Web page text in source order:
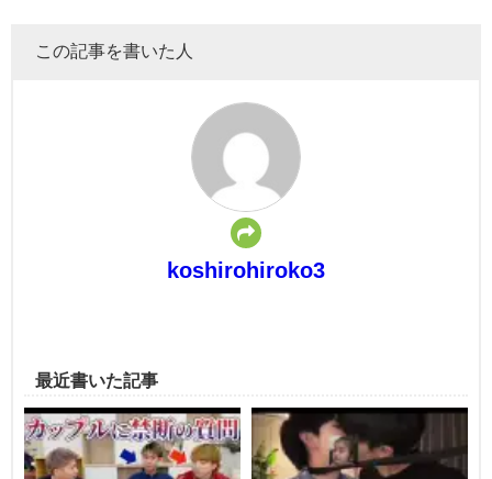
この記事を書いた人
koshirohiroko3
最近書いた記事